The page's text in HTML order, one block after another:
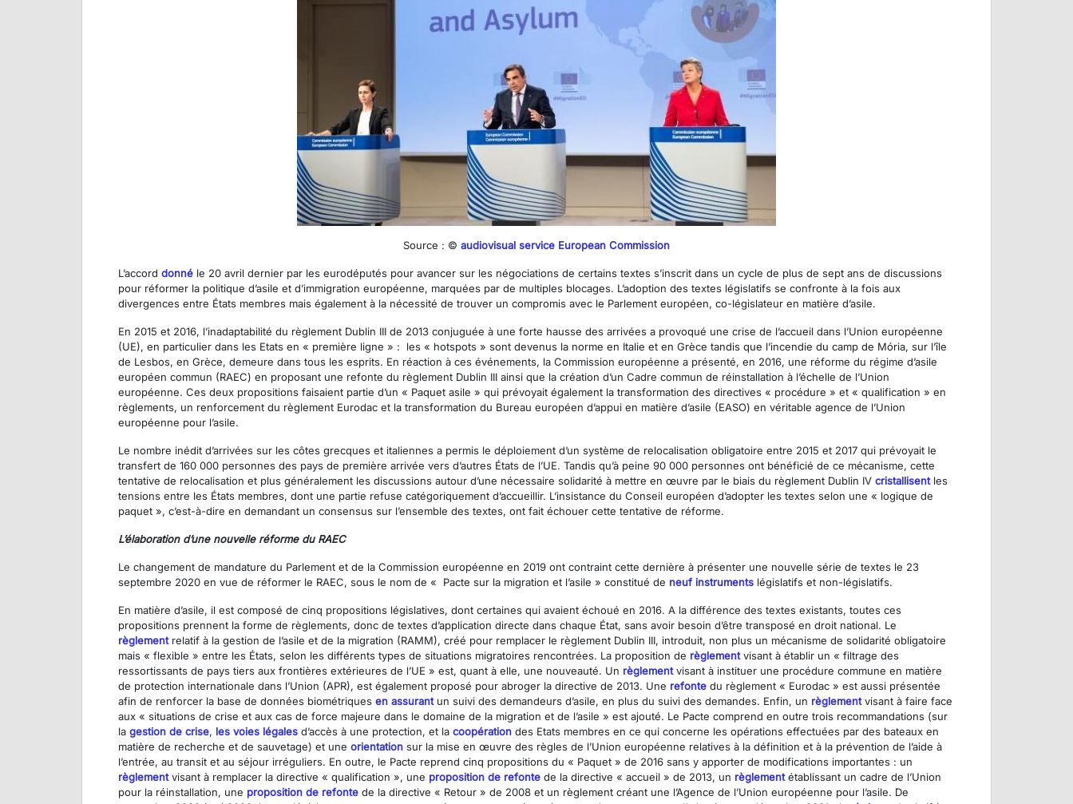
Source : © audiovisual service European Commission
L’accord donné le 20 avril dernier par les eurodéputés pour avancer sur les négociations de certains textes s’inscrit dans un cycle de plus de sept ans de discussions
pour réformer la politique d’asile et d’immigration européenne, marquées par de multiples blocages. L’adoption des textes législatifs se confronte à la fois aux
divergences entre États membres mais également à la nécessité de trouver un compromis avec le Parlement européen, co-législateur en matière d’asile.
En 2015 et 2016, l’inadaptabilité du règlement Dublin III de 2013 conjuguée à une forte hausse des arrivées a provoqué une crise de l’accueil dans l’Union européenne
(UE), en particulier dans les Etats en « première ligne » : les « hotspots » sont devenus la norme en Italie et en Grèce tandis que l’incendie du camp de Mória, sur l’île
de Lesbos, en Grèce, demeure dans tous les esprits. En réaction à ces événements, la Commission européenne a présenté, en 2016, une réforme du régime d’asile
européen commun (RAEC) en proposant une refonte du règlement Dublin III ainsi que la création d’un Cadre commun de réinstallation à l’échelle de l’Union
européenne. Ces deux propositions faisaient partie d’un « Paquet asile » qui prévoyait également la transformation des directives « procédure » et « qualification » en
règlements, un renforcement du règlement Eurodac et la transformation du Bureau européen d’appui en matière d’asile (EASO) en véritable agence de l’Union
européenne pour l’asile.
Le nombre inédit d’arrivées sur les côtes grecques et italiennes a permis le déploiement d’un système de relocalisation obligatoire entre 2015 et 2017 qui prévoyait le
transfert de 160 000 personnes des pays de première arrivée vers d’autres États de l’UE. Tandis qu’à peine 90 000 personnes ont bénéficié de ce mécanisme, cette
tentative de relocalisation et plus généralement les discussions autour d’une nécessaire solidarité à mettre en œuvre par le biais du règlement Dublin IV cristallisentles
tensions entre les États membres, dont une partie refuse catégoriquement d’accueillir. L’insistance du Conseil européen d’adopter les textes selon une « logique de
paquet », c’est-à-dire en demandant un consensus sur l’ensemble des textes, ont fait échouer cette tentative de réforme.
L’élaboration d’une nouvelle réforme du RAEC
Le changement de mandature du Parlement et de la Commission européenne en 2019 ont contraint cette dernière à présenter une nouvelle série de textes le 23
septembre 2020 en vue de réformer le RAEC, sous le nom de « Pacte sur la migration et l’asile » constitué de neuf instruments législatifs et non-législatifs.
En matière d’asile, il est composé de cinq propositions législatives, dont certaines qui avaient échoué en 2016. A la différence des textes existants, toutes ces
propositions prennent la forme de règlements, donc de textes d’application directe dans chaque État, sans avoir besoin d’être transposé en droit national. Le
règlementrelatif à la gestion de l’asile et de la migration (RAMM), créé pour remplacer le règlement Dublin III, introduit, non plus un mécanisme de solidarité obligatoire
mais « flexible » entre les États, selon les différents types de situations migratoires rencontrées. La proposition de règlementvisant à établir un « filtrage des
ressortissants de pays tiers aux frontières extérieures de l’UE » est, quant à elle, une nouveauté. Un règlementvisant à instituer une procédure commune en matière
de protection internationale dans l’Union (APR), est également proposé pour abroger la directive de 2013. Une refonte du règlement « Eurodac » est aussi présentée
afin de renforcer la base de données biométriques en assurantun suivi des demandeurs d’asile, en plus du suivi des demandes. Enfin, un règlementvisant à faire face
aux « situations de crise et aux cas de force majeure dans le domaine de la migration et de l’asile » est ajouté. Le Pacte comprend en outre trois recommandations (sur
la gestion de crise, les voies légales d’accès à une protection, et la coopération des Etats membres en ce qui concerne les opérations effectuées par des bateaux en
matière de recherche et de sauvetage) et une orientation sur la mise en œuvre des règles de l’Union européenne relatives à la définition et à la prévention de l’aide à
l’entrée, au transit et au séjour irréguliers. En outre, le Pacte reprend cinq propositions du « Paquet » de 2016 sans y apporter de modifications importantes : un
règlementvisant à remplacer la directive « qualification », une proposition de refonte de la directive « accueil » de 2013, un règlementétablissant un cadre de l’Union
pour la réinstallation, une proposition de refonte de la directive « Retour » de 2008 et un règlement créant une l’Agence de l’Union européenne pour l’asile. De